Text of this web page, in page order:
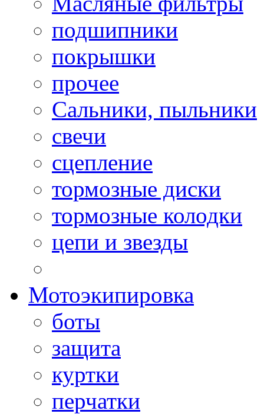
подшипники
покрышки
прочее
Сальники, пыльники
свечи
сцепление
тормозные диски
тормозные колодки
цепи и звезды
Мотоэкипировка
боты
защита
куртки
перчатки